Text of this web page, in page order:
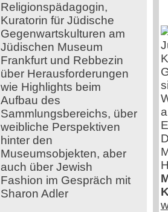
Religionspädagogin,
Kuratorin für Jüdische
Gegenwartskulturen am
Jüdischen Museum
Frankfurt und Rebbezin
über Herausforderungen
wie Highlights beim
Aufbau des
Sammlungsbereichs, über
weibliche Perspektiven
hinter den
Museumsobjekten, aber
auch über Jewish
Fashion im Gespräch mit
Sharon Adler